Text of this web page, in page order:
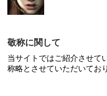
敬称に関して
当サイトではご紹介させて
称略とさせていただいてお